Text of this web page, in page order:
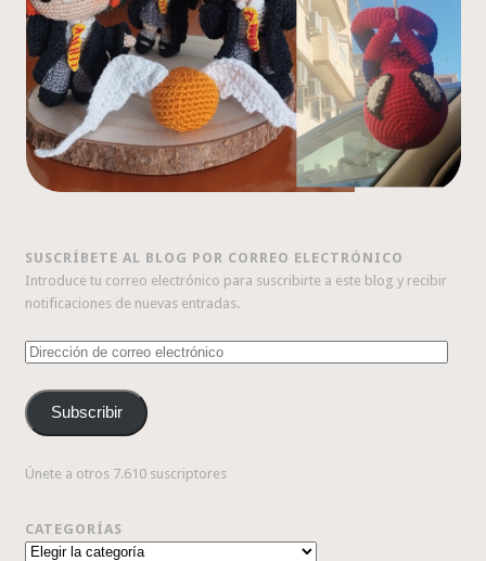
SUSCRÍBETE AL BLOG POR CORREO ELECTRÓNICO
Introduce tu correo electrónico para suscribirte a este blog y recibir
notificaciones de nuevas entradas.
Dirección
correo
electrónico
Subscribir
Únete a otros 7.610 suscriptores
CATEGORÍAS
Categorías